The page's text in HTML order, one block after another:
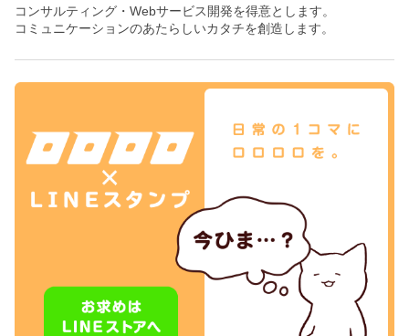
コンサルティング・Webサービス開発を得意とします。
コミュニケーションのあたらしいカタチを創造します。